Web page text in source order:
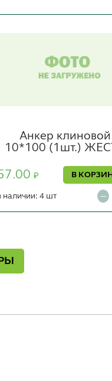
Анкер клиновой
10*100 (1шт.)
₽ В
наличии: 4 шт